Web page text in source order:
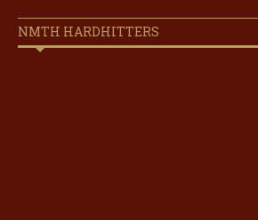
NMTH HARDHITTERS